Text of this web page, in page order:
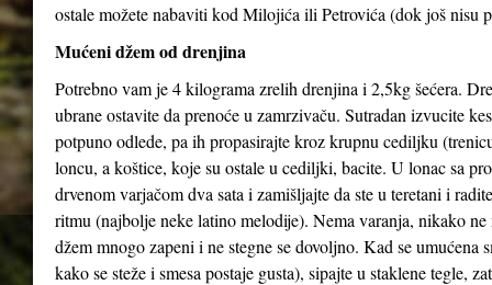
ostale možete nabaviti kod Milojića ili Petrovića (dok još nisu
Mućeni džem od drenjina
Potrebno vam je 4 kilograma zrelih drenjina i 2,5kg šećera.
ubrane ostavite da prenoće u zamrzivaču. Sutradan izvucite
potpuno odlede, pa ih propasirajte kroz krupnu cediljku
loncu, a koštice, koje su ostale u cediljki, bacite. U lonac sa
drvenom varjačom dva sata i zamišljajte da ste u teretani i
ritmu (najbolje neke latino melodije). Nema varanja, nikako
džem mnogo zapeni i ne stegne se dovoljno. Kad se umućena
kako se steže i smesa postaje gusta), sipajte u staklene tegle,